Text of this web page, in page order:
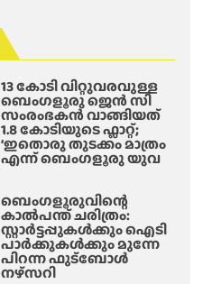
13 കോടി വിറ്റുവരവുള്ള
ബെംഗളൂരു ജെൻ സി
സംരംഭകൻ വാങ്ങിയത്
1.8 കോടിയുടെ ഫ്ലാറ്റ്;
‘ഇതൊരു തുടക്കം മാത്രം
എന്ന് ബെംഗളൂരു യുവ
ബെംഗളൂരുവിന്റെ
കാൽപന്ത് ചരിത്രം:
സ്റ്റാർട്ടപ്പുകൾക്കും ഐടി
പാർക്കുകൾക്കും മുന്നേ
പിറന്ന ഫുട്ബോൾ
നഴ്സറി